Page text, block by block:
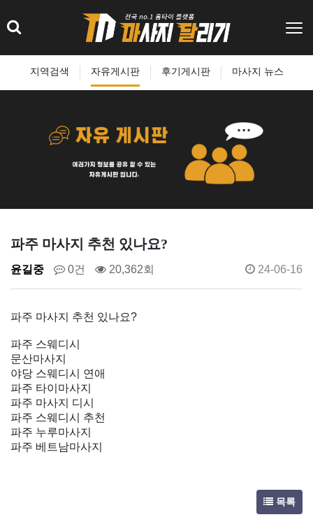
지역검색 자유게시판 후기게시판 마사지 뉴스
파주 마사지 추천 있나요?
윤길중 0건 20,362회 24-06-16
파주 마사지 추천 있나요?
파주 스웨디시
문산마사지
야당 스웨디시 연애
파주 타이마사지
파주 마사지 디시
파주 스웨디시 추천
파주 누루마사지
파주 베트남마사지
목록